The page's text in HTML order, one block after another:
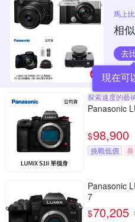
馬上
相
去
現在可
探索速度的藝
Panasonic
$98,900
挑戰低價 券
Panasonic
7
$70,205